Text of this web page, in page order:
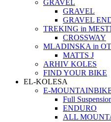
GRAVEL
GRAVEL
GRAVEL
TREKING in
CROSSWAY
MLADINSKA in
MATTS J
ARHIV KOLES
FIND YOUR BIKE
EL-KOLESA
E-
Full
ENDURO
ALL